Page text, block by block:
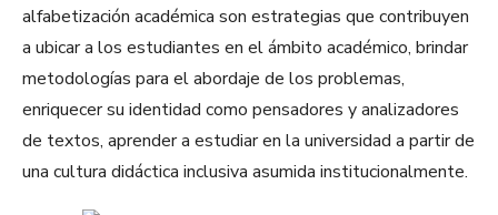
alfabetización académica son estrategias que contribuyen
a ubicar a los estudiantes en el ámbito académico, brindar
metodologías para el abordaje de los problemas,
enriquecer su identidad como pensadores y analizadores
de textos, aprender a estudiar en la universidad a partir de
una cultura didáctica inclusiva asumida institucionalmente.